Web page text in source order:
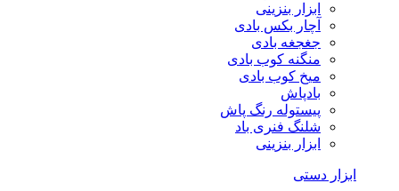
ابزار بنزینی
آچار بکس بادی
جغجغه بادی
منگنه کوب بادی
میخ کوب بادی
بادپاش
پیستوله رنگ پاش
شلنگ فنری باد
ابزار بنزینی
ابزار دستی